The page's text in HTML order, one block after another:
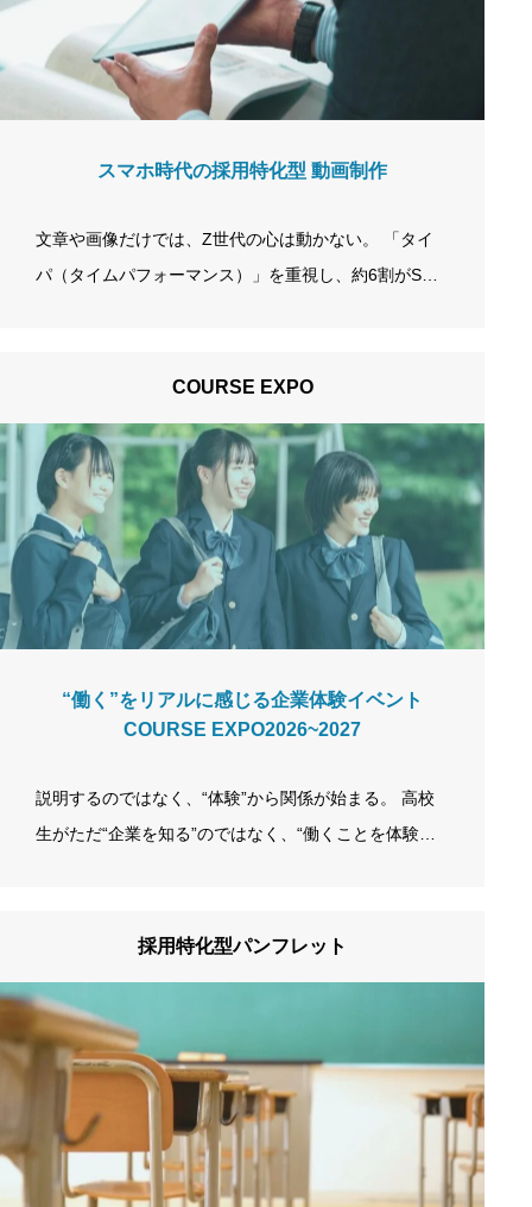
定”ではなく“家族全体の合意形成”なのです。 学生の
「家」まで届く、採用ノベルティ。 これまでの採用ノ
ベルティは、配った瞬間がゴールでした。ボールペン
スマホ時代の採用特化型 動画制作
文章や画像だけでは、Z世代の心は動かない。 「タイ
パ（タイムパフォーマンス）」を重視し、約6割がSNS
ます。 INSIGHTS movie いま、就活生の59.6%が「SN
生の59.6%がSNSで情報収集（i-plug調べ）。スマホで
の情報収集がデフォルトに。 動画のメリット SNS活用
を「業界・企業理解の参考になる」と感じる学生は67.
9%。文字より圧倒的な情報量で理解を促進します。 求
められる「リアル」 社員紹介(32.7%)、1日のスケジ…
COURSE EXPO
“働く”をリアルに感じる企業体験イベント
COURSE EXPO2026~2027
説明するのではなく、“体験”から関係が始まる。 高校
生がただ“企業を知る”のではなく、“働くことを体験
上がる“体験型”企業説明会 企業と高校生が直接顔を合
トです。企業が一方的に説明するのではなく、「名刺
交換 → 興味 → 体験 → 会話 → 企業研究」という自然
なステップを生み出します。参加した高校生の90％が
「満足・興味関心が高まった」と回答しています。 FE
ATURES COURSE EXPO “最も距離の近い採用導線”を
つくる3…
採用特化型パンフレット